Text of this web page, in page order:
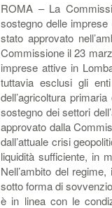
ROMA – La
sostegno delle
stato approvato
Commissione il 23
imprese attive in
tuttavia esclusi gli
dell’agricoltura
sostegno dei settori
approvato dalla
dall’attuale crisi
liquidità sufficiente, in
Nell’ambito del
sotto forma di
è in linea con le